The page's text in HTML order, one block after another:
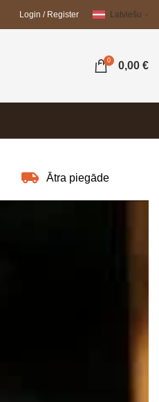
Login / Register Latviešu
0 0,00 €
Ātra piegāde